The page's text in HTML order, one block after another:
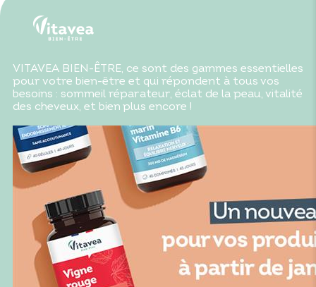
de 10 ans.
VITAVEA BIEN-ÊTRE, ce sont des gammes essentielles
pour votre bien-être et qui répondent à tous vos
besoins : sommeil réparateur, éclat de la peau, vitalité
des cheveux, et bien plus encore !